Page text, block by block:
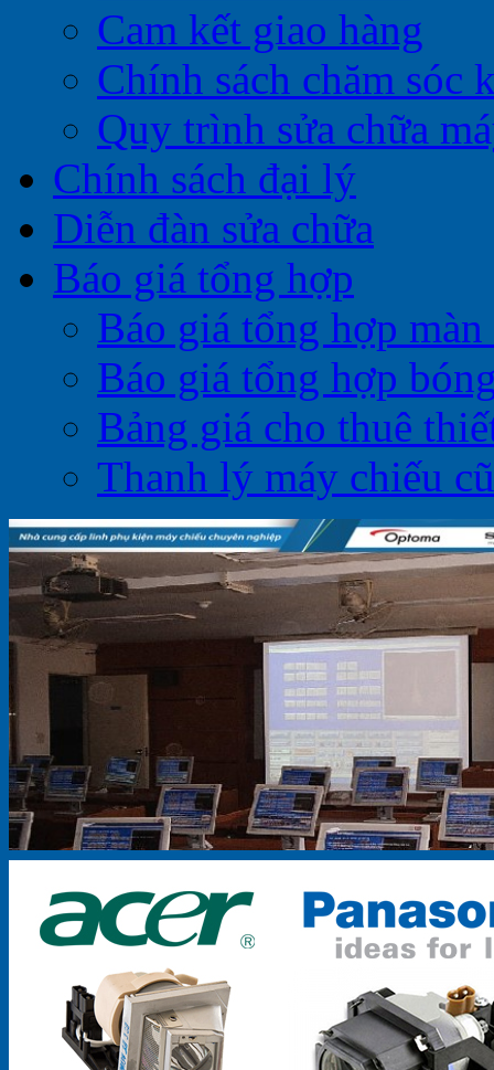
Cam kết giao hàng
Chính sách chăm sóc
Quy trình sửa chữa
Chính sách đại lý
Diễn đàn sửa chữa
Báo giá tổng hợp
Báo giá tổng hợp màn
Báo giá tổng hợp
Bảng giá cho thuê
Thanh lý máy chiếu cũ